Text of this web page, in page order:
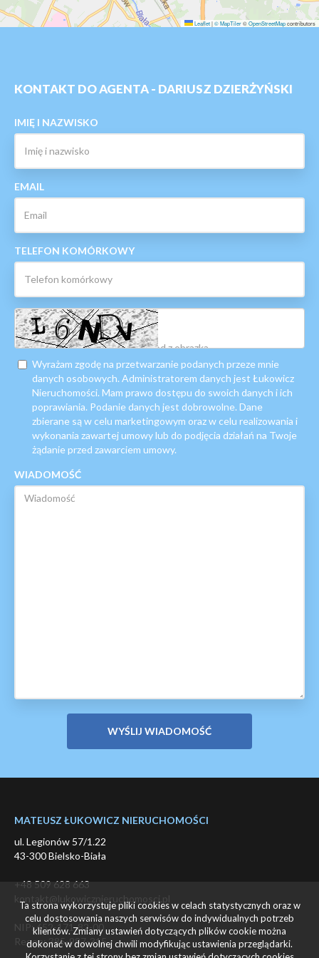
Leaflet|© MapTiler©OpenStreetMapcontributors
KONTAKT DO AGENTA - DARIUSZ DZIERŻYŃSKI
IMIĘ I NAZWISKO
EMAIL
TELEFON KOMÓRKOWY
Wyrażam zgodę na przetwarzanie podanych przeze mnie
danych osobowych. Administratorem danych jest Łukowicz
Nieruchomości. Mam prawo dostępu do swoich danych i ich
poprawiania. Podanie danych jest dobrowolne. Dane
zbierane są w celu marketingowym oraz w celu realizowania i
wykonania zawartej umowy lub do podjęcia działań na Twoje
żądanie przed zawarciem umowy.
WIADOMOŚĆ
MATEUSZ ŁUKOWICZ NIERUCHOMOŚCI
ul. Legionów 57/1.22
43-300 Bielsko-Biała
+48 509 628 663
kontakt@lukowicznieruchomosci.pl
NIP: 652-171-82-00
Regon: 385-987-315
Ta strona wykorzystuje pliki cookies w celach statystycznych oraz w
celu dostosowania naszych serwisów do indywidualnych potrzeb
klientów. Zmiany ustawień dotyczących plików cookie można
dokonać w dowolnej chwili modyfikując ustawienia przeglądarki.